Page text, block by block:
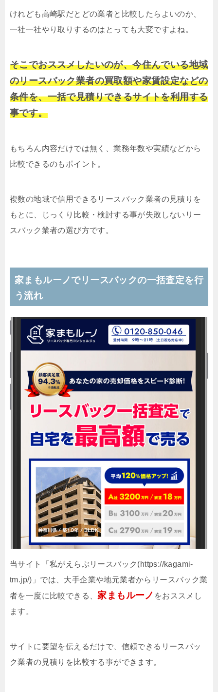
けれども高崎駅だとどの業者と比較したらよいのか、
一社一社やり取りするのはとっても大変ですよね。
そこでおススメしたいのが、今住んでいる地域
のリースバック業者の買取額や家賃設定などの
条件を、一括で見積りできるサイトを利用する
事です。
もちろん内容だけでは無く、業務年数や実績などから
比較できるのもポイント。
複数の地域で信用できるリースバック業者の見積りを
もとに、じっくり比較・検討する事が失敗しないリー
スバック業者の選び方です。
家まもルーノでリースバックの一括査定を行
う流れ
当サイト「私がえらぶリースバック(https://kagami-
tm.jp/)」では、大手企業や地元業者からリースバック業
者を一度に比較できる、家まもルーノ をおススメし
ます。
サイトに要望を伝えるだけで、信頼できるリースバッ
ク業者の見積りを比較する事ができます。